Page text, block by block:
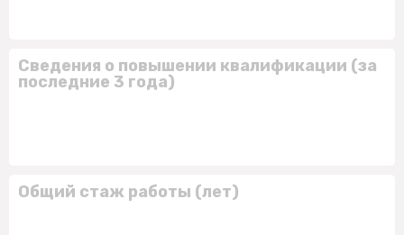
Сведения о повышении квалификации (за
последние 3 года)
Общий стаж работы (лет)